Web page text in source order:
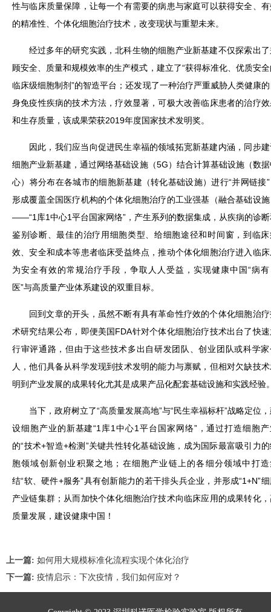
性与临床质量保障，让每一个有需要的病患与家庭可以获得安全、
的精准性、个体化细胞治疗技术，改变现状与重塑未来。
经过多年的研究实践，北科生物的细胞产业新基建不仅探索出
顾安全、质量和规模效率的生产模式，建立了“获得标准化、优质安
临床级细胞制剂”的智造平台；还发现了一种治疗严重威胁人类健康
身免疫性疾病的技术方法，疗效显著，可极大改善临床患者的治疗
和生存质量，该成果荣获2019年度国家技术发明奖。
因此，我们应当向促进民生幸福的领域拓宽新基建内涵，同步
细胞产业新基建，通过网络基础设施（5G）结合计算基础设施（数
心）将分布在各城市的细胞新基建（转化基础设施）进行“并网链接
形成覆盖全国医疗机构的个体化细胞治疗的工业强基（融合基础设
——“1库1中心1平台国家网络”，产生系列的数据集成，从疾病的诊
鉴别诊断、最佳的治疗用细胞类型、给细胞途径和时间窗，到临床
效、安全和成本等患者临床受益终点，推动个体化细胞治疗进入临
为安全有效的常规治疗手段，争取人人受益，实现健康中国“病有
医”与高质量产业体系建设的双重目标。
回到文章的开头，虽然不断有具有革命性疗效的个体化细胞治
术研究结果公布，即便美国FDA针对个体化细胞治疗技术出台了快
行审评通路，但由于这些技术多出自研发团队、创业团队或科学家
人，他们具备从科学发现到技术发明的能力与禀赋，但相对欠缺技
明到产业发展的成果转化尤其是成果产品化配套基础设施和实践经验
当下，政府树立了“高质量发展高地”与“民生幸福标杆”战略定位
设细胞产业的新基建“1库1中心1平台国家网络”，通过打造细胞产
的“技术+智造+检测”关键共性转化基础设施，成为国际最富吸引力
胞领域创新创业积聚之地；在细胞产业链上的各细分领域中打造
结“软、硬件+服务”具有创新能力的若干排头兵企业，并形成“1+N”
产业链集群；从而加快个体化细胞治疗技术向临床应用的成果转化
质量发展，建设健康中国！
上一篇: 如何用大规模标准化流程实现个体化治疗
下一篇: 疫情启示：下次疫情，我们如何应对？